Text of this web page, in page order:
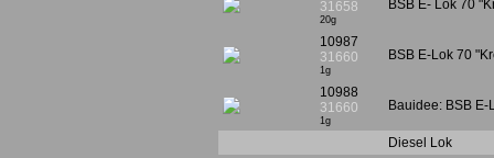
31658
20g
BSB E- Lok 70
10987
31660
1g
BSB E-Lok 70
10988
31660
1g
Bauidee: BSB
Diesel Lok